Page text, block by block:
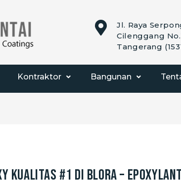
Jl. Raya
Cilenggang
Tangerang
Kontraktor Bangunan
Kualitas #1 di Blora –